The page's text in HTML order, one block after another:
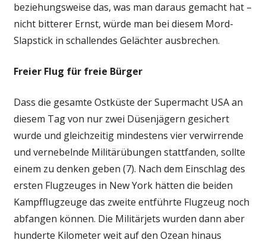
beziehungsweise das, was man daraus gemacht hat –
nicht bitterer Ernst, würde man bei diesem Mord-
Slapstick in schallendes Gelächter ausbrechen.
Freier Flug für freie Bürger
Dass die gesamte Ostküste der Supermacht USA an
diesem Tag von nur zwei Düsenjägern gesichert
wurde und gleichzeitig mindestens vier verwirrende
und vernebelnde Militärübungen stattfanden, sollte
einem zu denken geben (7). Nach dem Einschlag des
ersten Flugzeuges in New York hätten die beiden
Kampfflugzeuge das zweite entführte Flugzeug noch
abfangen können. Die Militärjets wurden dann aber
hunderte Kilometer weit auf den Ozean hinaus